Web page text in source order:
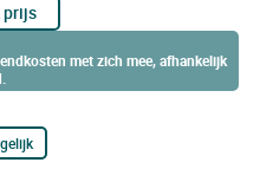
prijs
met zich mee, afhankelijk